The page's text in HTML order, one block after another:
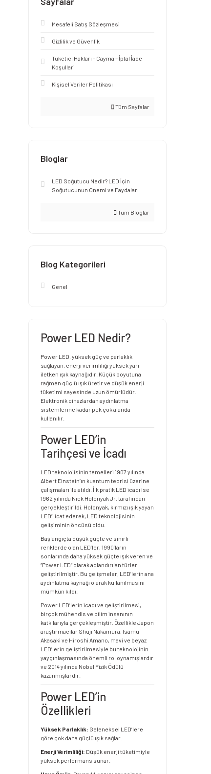
Mesafeli Satış Sözleşmesi
Gizlilik ve Güvenlik
Tüketici Hakları – Cayma – İptal İade
Koşullari
Kişisel Veriler Politikası
Tüm Sayfalar
Bloglar
LED Soğutucu Nedir? LED İçin
Soğutucunun Önemi ve Faydaları
Tüm Bloglar
Blog Kategorileri
Genel
Power LED Nedir?
Power LED, yüksek güç ve parlaklık
sağlayan, enerji verimliliği yüksek yarı
iletken ışık kaynağıdır. Küçük boyutuna
rağmen güçlü ışık üretir ve düşük enerji
tüketimi sayesinde uzun ömürlüdür.
Elektronik cihazlardan aydınlatma
sistemlerine kadar pek çok alanda
kullanılır.
Power LED’in
Tarihçesi ve İcadı
LED teknolojisinin temelleri 1907 yılında
Albert Einstein’ın kuantum teorisi üzerine
çalışmaları ile atıldı. İlk pratik LED icadı ise
1962 yılında Nick Holonyak Jr. tarafından
gerçekleştirildi. Holonyak, kırmızı ışık yayan
LED’i icat ederek, LED teknolojisinin
gelişiminin öncüsü oldu.
Başlangıçta düşük güçte ve sınırlı
renklerde olan LED’ler, 1990’ların
sonlarında daha yüksek güçte ışık veren ve
“Power LED” olarak adlandırılan türler
geliştirilmiştir. Bu gelişmeler, LED’lerin ana
aydınlatma kaynağı olarak kullanılmasını
mümkün kıldı.
Power LED’lerin icadı ve geliştirilmesi,
birçok mühendis ve bilim insanının
katkılarıyla gerçekleşmiştir. Özellikle Japon
araştırmacılar Shuji Nakamura, Isamu
Akasaki ve Hiroshi Amano, mavi ve beyaz
LED’lerin geliştirilmesiyle bu teknolojinin
yaygınlaşmasında önemli rol oynamışlardır
ve 2014 yılında Nobel Fizik Ödülü
kazanmışlardır.
Power LED’in
Özellikleri
Yüksek Parlaklık: Geleneksel LED’lere
göre çok daha güçlü ışık sağlar.
Enerji Verimliliği: Düşük enerji tüketimiyle
yüksek performans sunar.